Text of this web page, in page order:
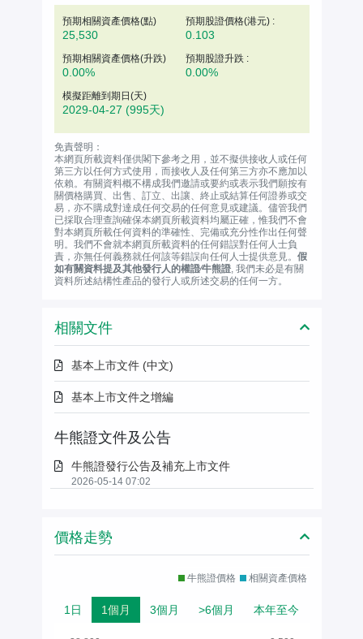
預期相關資產價格(點)
25,530
預期股證價格(港元) :
0.103
預期相關資產價格(升跌)
0.00%
預期股證升跌 :
0.00%
模擬距離到期日(天)
2029-04-27 (995天)
免責聲明：
本網頁所載資料僅供閣下參考之用，並不擬供接收人或任何
第三方以任何方式使用，而接收人及任何第三方亦不應加以
依賴。有關資料概不構成我們邀請或要約或表示我們願按有
關價格購買、出售、訂立、出讓、終止或結算任何證券或交
易，亦不購成對達成任何交易的任何意見或建議。儘管我們
已採取合理查詢確保本網頁所載資料均屬正確，惟我們不會
對本網頁所載任何資料的準確性、完備或充分性作出任何聲
明。我們不會就本網頁所載資料的任何錯誤對任何人士負
責，亦無任何義務就任何該等錯誤向任何人士提供意見。 假
如有關資料提及其他發行人的權證∕牛熊證, 我們未必是有關
資料所述結構性產品的發行人或所述交易的任何一方。
相關文件
基本上市文件 (中文)
基本上市文件之增編
牛熊證文件及公告
牛熊證發行公告及補充上市文件
2026-05-14 07:02
價格走勢
牛熊證價格 相關資產價格
1日 1個月 3個月 >6個月 本年至今